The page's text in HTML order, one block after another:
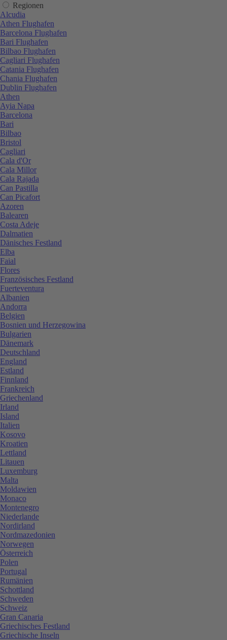
Regionen
Alcudia
Athen Flughafen
Barcelona Flughafen
Bari Flughafen
Bilbao Flughafen
Cagliari Flughafen
Catania Flughafen
Chania Flughafen
Dublin Flughafen
Athen
Ayia Napa
Barcelona
Bari
Bilbao
Bristol
Cagliari
Cala d'Or
Cala Millor
Cala Rajada
Can Pastilla
Can Picafort
Azoren
Balearen
Costa Adeje
Dalmatien
Dänisches Festland
Elba
Faial
Flores
Französisches Festland
Fuerteventura
Albanien
Andorra
Belgien
Bosnien und Herzegowina
Bulgarien
Dänemark
Deutschland
England
Estland
Finnland
Frankreich
Griechenland
Irland
Island
Italien
Kosovo
Kroatien
Lettland
Litauen
Luxemburg
Malta
Moldawien
Monaco
Montenegro
Niederlande
Nordirland
Nordmazedonien
Norwegen
Österreich
Polen
Portugal
Rumänien
Schottland
Schweden
Schweiz
Gran Canaria
Griechisches Festland
Griechische Inseln